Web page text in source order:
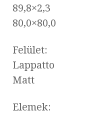
89,8×2,3
80,0×80,0
Felület:
Lappatto
Matt
Elemek: